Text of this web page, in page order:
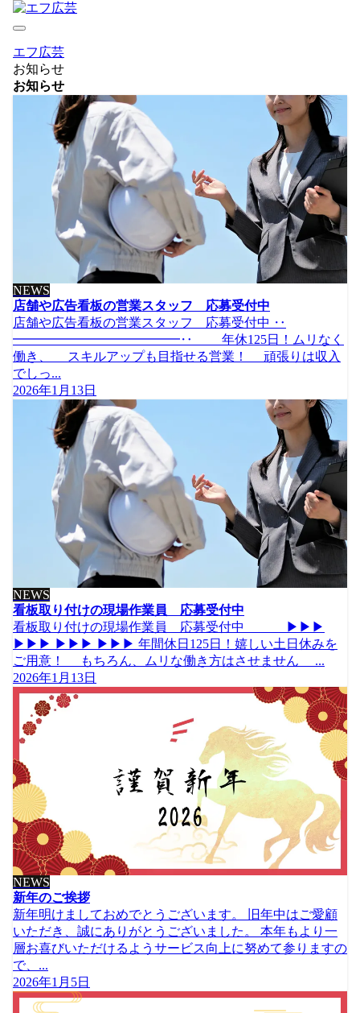
エフ広芸
お知らせ
お知らせ
NEWS
店舗や広告看板の営業スタッフ 応募受付中
店舗や広告看板の営業スタッフ 応募受付中 ‥
━━━━━━━━━━━━━‥ 年休125日！ムリなく
働き、 スキルアップも目指せる営業！ 頑張りは収入
でしっ...
2026年1月13日
NEWS
看板取り付けの現場作業員 応募受付中
看板取り付けの現場作業員 応募受付中 ▶▶▶
▶▶▶ ▶▶▶ ▶▶▶ 年間休日125日！嬉しい土日休みを
ご用意！ もちろん、ムリな働き方はさせません ...
2026年1月13日
NEWS
新年のご挨拶
新年明けましておめでとうございます。 旧年中はご愛顧
いただき、誠にありがとうございました。 本年もより一
層お喜びいただけるようサービス向上に努めて参りますの
で、...
2026年1月5日